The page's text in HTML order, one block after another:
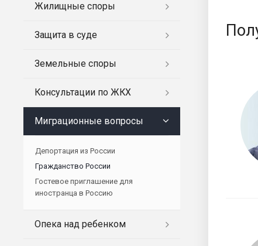
Жилищные споры
Защита в суде
Земельные споры
Консультации по ЖКХ
Миграционные вопросы
Депортация из России
Гражданство России
Гостевое приглашение для
иностранца в Россию
Опека над ребенком